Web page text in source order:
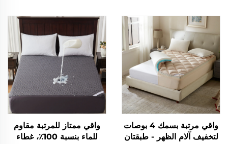
عميقة من 6 إلى 15 بوصة،
غطاء مرتبة قابل للتنفس
للفنادق والمنزل (رمادي)
ماتي بجيب عميق من 6 إلى
18 بوصة قابل للغسل (أبيض)
واقي مرتبة بسمك 4 بوصات
لتخفيف آلام الظهر - طبقتان
واقي ممتاز للمرتبة مقاوم
للماء بنسبة 100٪، غطاء